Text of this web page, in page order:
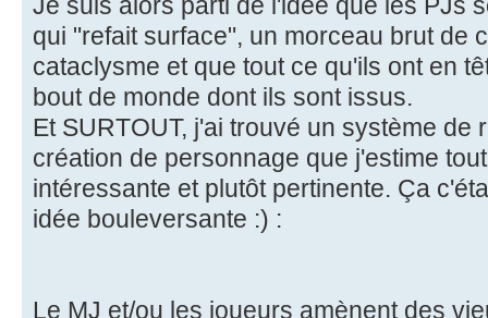
qui "refait surface", un morceau brut de
cataclysme et que tout ce qu'ils ont en
bout de monde dont ils sont issus.
Et SURTOUT, j'ai trouvé un système de
création de personnage que j'estime
intéressante et plutôt pertinente. Ça
idée bouleversante :) :
Le MJ et/ou les joueurs amènent des